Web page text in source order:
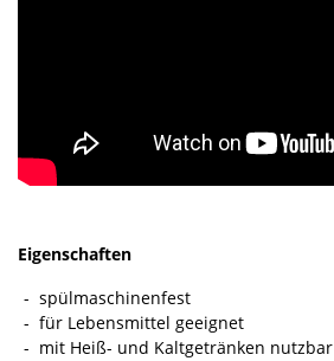
Eigenschaften
spülmaschinenfest
für Lebensmittel geeignet
mit Heiß- und Kaltgetränken nutzbar